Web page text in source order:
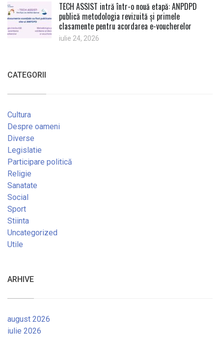
TECH ASSIST intră într-o nouă etapă: ANPDPD
publică metodologia revizuită și primele
clasamente pentru acordarea e-voucherelor
iulie 24, 2026
CATEGORII
Cultura
Despre oameni
Diverse
Legislatie
Participare politică
Religie
Sanatate
Social
Sport
Stiinta
Uncategorized
Utile
ARHIVE
august 2026
iulie 2026